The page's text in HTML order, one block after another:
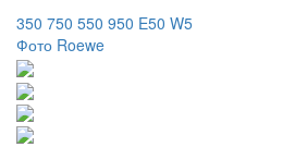
350 750 550 950 E50 W5
Фото Roewe